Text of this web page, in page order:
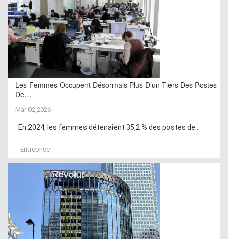
Les Femmes Occupent Désormais Plus D’un Tiers Des Postes
De…
Mar 02,2026
En 2024, les femmes détenaient 35,2 % des postes de...
Entreprise